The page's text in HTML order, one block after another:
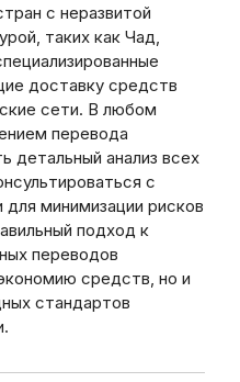
с неразвитой
таких как Чад,
доставку средств
сети. В любом
перевода
детальный анализ всех
с
минимизации рисков
подход к
переводов
средств, но и
стандартов